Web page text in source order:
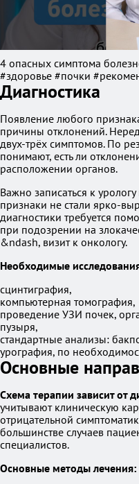
4 опасных симптома
#здоровье #почки
Диагностика
Появление любого
причины отклонений.
двух-трёх симптомов. По
понимают, есть ли
расположении органов.
Важно записаться к
признаки не стали ярко-
диагностики требуется
при подозрении на
&ndash, визит к онкологу.
Необходимые
сцинтиграфия,
компьютерная томография,
проведение УЗИ почек,
пузыря,
стандартные анализы:
урография, по
Основные
Схема терапии зависит от
учитывают клиническую
отрицательной
большинстве случаев
специалистов.
Основные методы лечения: